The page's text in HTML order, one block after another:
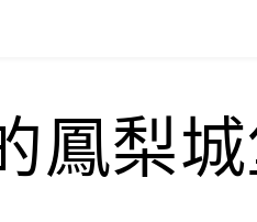
鳳梨